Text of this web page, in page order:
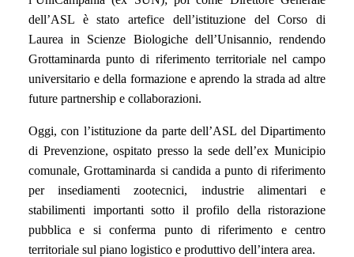
dell’ASL è stato artefice dell’istituzione del Corso di
Laurea in Scienze Biologiche dell’Unisannio, rendendo
Grottaminarda punto di riferimento territoriale nel campo
universitario e della formazione e aprendo la strada ad altre
future partnership e collaborazioni.
Oggi, con l’istituzione da parte dell’ASL del Dipartimento
di Prevenzione, ospitato presso la sede dell’ex Municipio
comunale, Grottaminarda si candida a punto di riferimento
per insediamenti zootecnici, industrie alimentari e
stabilimenti importanti sotto il profilo della ristorazione
pubblica e si conferma punto di riferimento e centro
territoriale sul piano logistico e produttivo dell’intera area.